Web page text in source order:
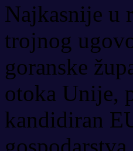
Najkasnije u
trojnog
goranske
otoka Unije,
kandidiran